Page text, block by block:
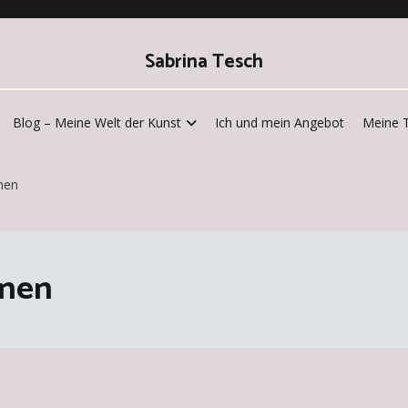
Sabrina Tesch
Blog – Meine Welt der Kunst Ich und mein Angebot Meine